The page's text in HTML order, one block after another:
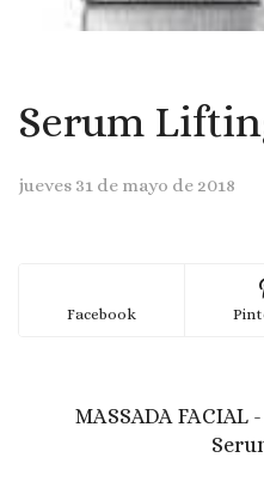
Serum
jueves 31 de mayo de 2018
Facebook
MASSADA FACIAL